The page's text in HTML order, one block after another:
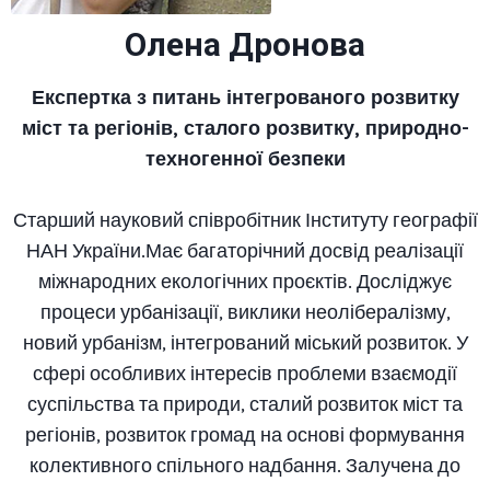
Олена Дронова
Експертка з питань інтегрованого розвитку
міст та регіонів, сталого розвитку, природно-
техногенної безпеки
Старший науковий співробітник Інституту географії
НАН України.Має багаторічний досвід реалізації
міжнародних екологічних проєктів. Досліджує
процеси урбанізації, виклики неолібералізму,
новий урбанізм, інтегрований міський розвиток. У
сфері особливих інтересів проблеми взаємодії
суспільства та природи, сталий розвиток міст та
регіонів, розвиток громад на основі формування
колективного спільного надбання. Залучена до